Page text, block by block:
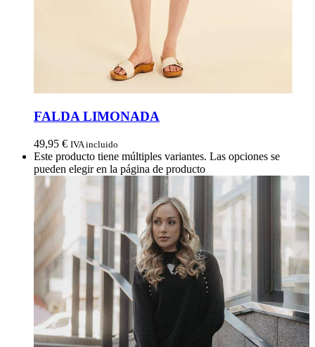
FALDA LIMONADA
49,95 € IVA incluido
Este producto tiene múltiples variantes. Las opciones se
pueden elegir en la página de producto